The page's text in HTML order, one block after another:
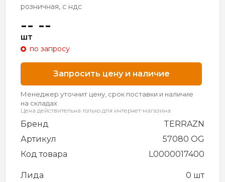
розничная, с ндс
-- --
шт
по запросу
Запросить цену и наличие
Менеджер уточнит цену, срок поставки и наличие
на складах
Цена действительна только для интернет-магазина
Бренд
TERRAZN
Артикул
57080 OG
Код товара
L0000017400
Лида
0 шт